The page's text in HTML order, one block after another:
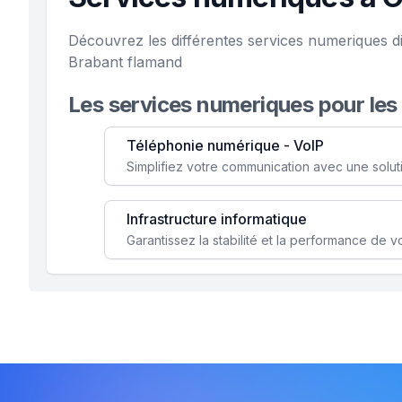
Découvrez les différentes services numeriques
Brabant flamand
Les services numeriques pour
Téléphonie numérique - VoIP
Infrastructure informatique